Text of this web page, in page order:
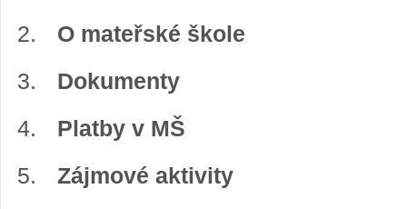
VI.třída
VII.třída
O mateřské škole
Dokumenty
Platby v MŠ
Zájmové aktivity